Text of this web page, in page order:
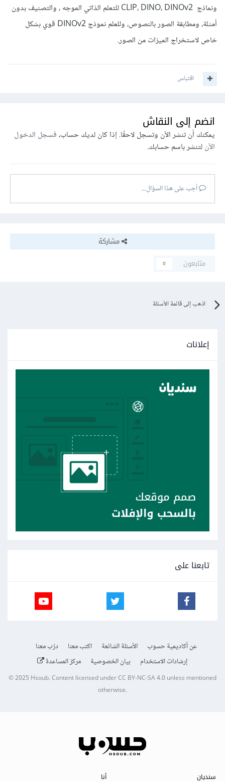
ونماذج CLIP، DINO، DINOv2 للتعلم الذاتي الموجه ، والتصنيف بدون
أمثلة، ومطابقة الصور بالنصوص، وللعلم نموذج DINOv2 قوي بشكل
خاص لاستخراج الميزات من الصور.
اقتباس
انضم إلى النقاش
يمكنك أن تنشر الآن وتسجل لاحقًا. إذا كان لديك حساب،فسجل الدخول
الآنلتنشر باسم حسابك.
أجب على هذا السؤال...
مشاركة
متابعون
0
اذهب إلى قائمة الأسئلة
إعلانات
تابعنا على
عن أكاديمية حسوب الأسئلة الشائعة اكتب معنا
درّب معنا
إرشادات الاستخدام
بيان الخصوصية مركز المساعدة
© 2025Hsoub.Content licensed underCC BY-NC-SA 4.0unless mentioned
otherwise.